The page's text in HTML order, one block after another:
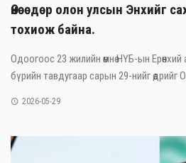
Өнөөдөр олон улсын Энхийг
тохиож байна.
Одоогоос 23 жилийн өмнө НҮБ-ын
бүрийн тавдугаар сарын 29-нийг өдрийг
2026-05-29